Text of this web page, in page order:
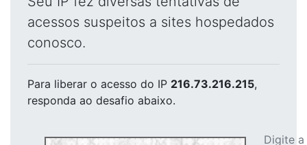
acessos suspeitos a sites hospedados
conosco.
Para liberar o acesso do IP 216.73.216.215,
responda ao desafio abaixo.
Digite